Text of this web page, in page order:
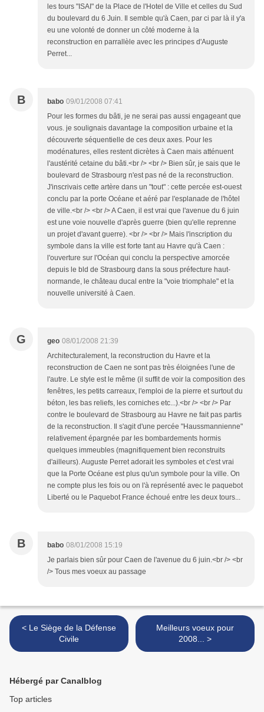
les tours "ISAI" de la Place de l'Hotel de Ville et celles du Sud
du boulevard du 6 Juin. Il semble qu'à Caen, par ci par là il y'a
eu une volonté de donner un côté moderne à la
reconstruction en parrallèle avec les principes d'Auguste
Perret...
B babo 09/01/2008 07:41
Pour les formes du bâti, je ne serai pas aussi engageant que
vous. je soulignais davantage la composition urbaine et la
découverte séquentielle de ces deux axes. Pour les
modénatures, elles restent dicrètes à Caen mais atténuent
l'austérité cetaine du bâti.<br /> <br /> Bien sûr, je sais que le
boulevard de Strasbourg n'est pas né de la reconstruction.
J'inscrivais cette artère dans un "tout" : cette percée est-ouest
conclu par la porte Océane et aéré par l'esplanade de l'hôtel
de ville.<br /> <br /> A Caen, il est vrai que l'avenue du 6 juin
est une voie nouvelle d'après guerre (bien qu'elle reprenne
un projet d'avant guerre). <br /> <br /> Mais l'inscription du
symbole dans la ville est forte tant au Havre qu'à Caen :
l'ouverture sur l'Océan qui conclu la perspective amorcée
depuis le bld de Strasbourg dans la sous préfecture haut-
normande, le château ducal entre la "voie triomphale" et la
nouvelle université à Caen.
G geo 08/01/2008 21:39
Architecturalement, la reconstruction du Havre et la
reconstruction de Caen ne sont pas très éloignées l'une de
l'autre. Le style est le même (il suffit de voir la composition des
fenêtres, les petits carreaux, l'emploi de la pierre et surtout du
béton, les bas reliefs, les corniches etc...).<br /> <br /> Par
contre le boulevard de Strasbourg au Havre ne fait pas partis
de la reconstruction. Il s'agit d'une percée "Haussmannienne"
relativement épargnée par les bombardements hormis
quelques immeubles (magnifiquement bien reconstruits
d'ailleurs). Auguste Perret adorait les symboles et c'est vrai
que la Porte Océane est plus qu'un symbole pour la ville. On
ne compte plus les fois ou on l'à représenté avec le paquebot
Liberté ou le Paquebot France échoué entre les deux tours...
B babo 08/01/2008 15:19
Je parlais bien sûr pour Caen de l'avenue du 6 juin.<br /> <br
/> Tous mes voeux au passage
< Le Siège de la Défense
Civile
Meilleurs voeux pour
2008... >
Hébergé par Canalblog
Top articles